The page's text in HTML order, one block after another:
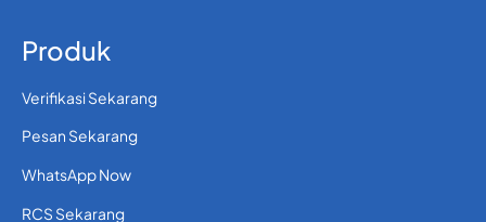
Produk
Verifikasi Sekarang
Pesan Sekarang
WhatsApp Now
RCS Sekarang